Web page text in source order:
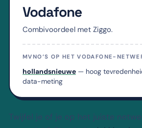
Vodafone
Combivoordeel met Ziggo.
MVNO’S OP HET VODAFONE-
hollandsnieuwe — hoog
data-meting
Twijfel je of je op het juiste